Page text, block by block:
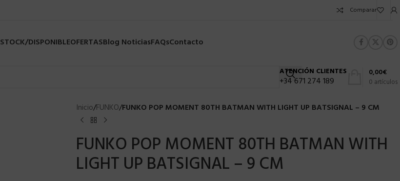
Comparar
STOCK/DISPONIBLEOFERTASBlog NoticiasFAQsContacto
ATENCIÓN CLIENTES
+34 671 274 189 0 artículos
0,00€
Inicio/FUNKO/FUNKO POP MOMENT 80TH BATMAN WITH LIGHT UP BATSIGNAL – 9 CM
FUNKO POP MOMENT 80TH BATMAN WITH
LIGHT UP BATSIGNAL – 9 CM